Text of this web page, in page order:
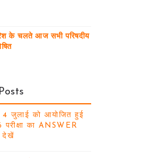
के चलते आज सभी परिषदीय
जुलाई को आयोजित हुई
का ANSWER
देखें